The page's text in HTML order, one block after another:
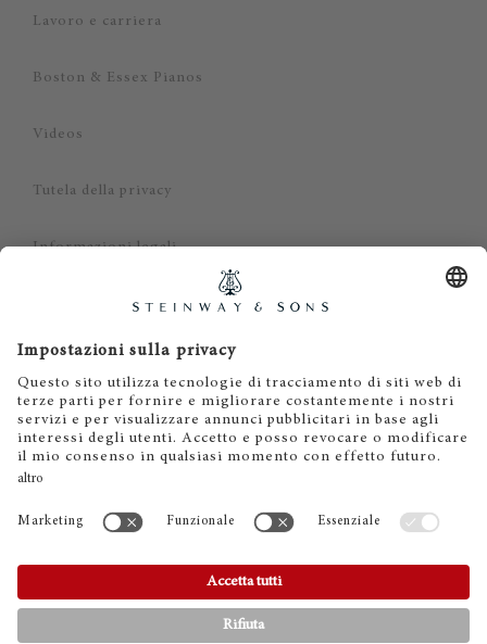
Lavoro e carriera
Boston & Essex Pianos
Videos
Tutela della privacy
Informazioni legali
Dichiarazione di non responsabilità
Cookies
IT EN DE ES FR